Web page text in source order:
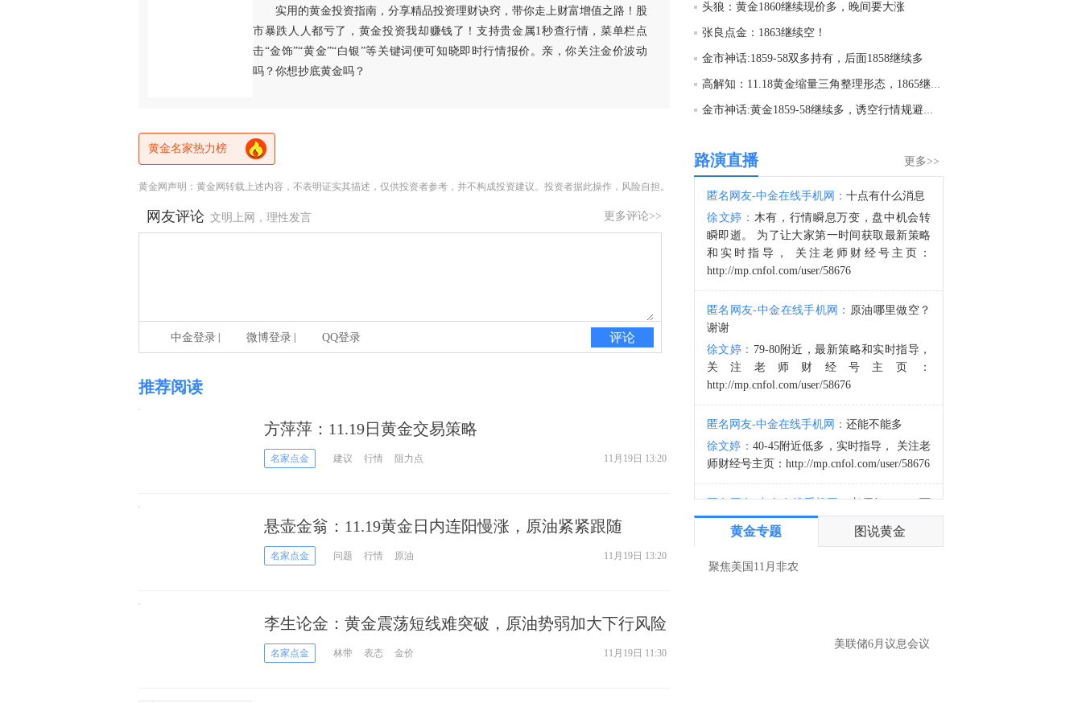
实用的黄金投资指南，分享精品投资理财诀窍，带你走上财富增值之路！股
市暴跌人人都亏了，黄金投资我却赚钱了！支持贵金属1秒查行情，菜单栏点
击“金饰”“黄金”“白银”等关键词便可知晓即时行情报价。亲，你关注金价波动
吗？你想抄底黄金吗？
黄金名家热力榜
黄金网声明：黄金网转载上述内容，不表明证实其描述，仅供投资者参考，并不构成投资建议。投资者据此操作，风险自担。
更多评论>>
网友评论 文明上网，理性发言
评论
中金登录 | 微博登录 | QQ登录
推荐阅读
方萍萍：11.19日黄金交易策略
名家点金 建议 行情 阻力点 11月19日 13:20
悬壶金翁：11.19黄金日内连阳慢涨，原油紧紧跟随
名家点金 问题 行情 原油 11月19日 13:20
李生论金：黄金震荡短线难突破，原油势弱加大下行风险
名家点金 林带 表态 金价 11月19日 11:30
22:02:15
金十图示：2026年08月07日（周五）全球股市指数-美洲市场（盘初）
22:01:50
金十数据8月7日讯，据环球邮报报道，随着美国威胁实施新一轮关税前谈判日益白热化，加拿大和美国正在商讨一项潜在协议：渥太华将同意满足特朗普政府提出的一系列贸易要求，以换取部分行业关税的减免。据三位熟悉谈判情况的行业消息人士透露，双方已就多项提议进行了深入讨论，并交换了书面谈判立场，但目前尚未达成协议。目前讨论方案的核心是一项“交换”：加拿大将在一系列美国认为是双边贸易主要矛盾的问题上作出让步，包括取消针对美国商品（如汽车）的报复性关税；恢复美国酒类产品进入加拿大市场；取消各省政府采购限制；以及接受华盛顿对于乳制品配额分配方式的解释。其中一名消息人士表示，美国方面列出了一份优先事项清单，大约包含10项希望加拿大解决的问题。作为交换，美国将降低针对钢铁和铝产品征收的行业关税，即所谓的“232条款”。加拿大方面还希望美国降低汽车和林产品关税。不过消息人士称，美国预计不会完全取消232条款的关税，而谈判的关键部分围绕着将保留的关税水平展开。
头狼：黄金1860继续现价多，晚间要大涨
张良点金：1863继续空！
金市神话:1859-58双多持有，后面1858继续多
高解知：11.18黄金缩量三角整理形态，1865继续高空；
金市神话:黄金1859-58继续多，诱空行情规避一切空单
更多>>
路演直播
匿名网友-中金在线手机网： 十点有什么消息
徐文婷： 木有，行情瞬息万变，盘中机会转
瞬即逝。 为了让大家第一时间获取最新策略
和实时指导， 关注老师财经号主页：
http://mp.cnfol.com/user/58676
匿名网友-中金在线手机网： 原油哪里做空？
谢谢
徐文婷： 79-80附近，最新策略和实时指导，
关注老师财经号主页：
http://mp.cnfol.com/user/58676
匿名网友-中金在线手机网： 还能不能多
徐文婷： 40-45附近低多，实时指导， 关注老
师财经号主页：http://mp.cnfol.com/user/58676
匿名网友-中金在线手机网：老师好，4345可
以多吗？
让大家第一时间获取最新策略和实时指
匿名网友-中金在线手机网：
黄金多，看到什
黄金专题 图说黄金
聚焦美国11月非农
美联储6月议息会议